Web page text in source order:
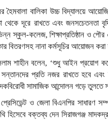
বালিকা উচ্চ বিদ্যালয়ে
দূরে রাখতে এবং জনসচেতনতা
স্কুল-কলেজ, শিক্ষাপ্রতিষ্ঠান ও পৌর
বিতরণসহ নানা কর্মসূচির আয়োজন
শাহীন বলেন, ‘শুধু আইন প্রয়োগ
প্রতি নজর রাখতে হবে এবং
সামাজিক আন্দোলন গড়ে
ও জেলা বিএনপির সাধারণ
হিসেবে বক্তব্য দেন সিরাজগঞ্জ